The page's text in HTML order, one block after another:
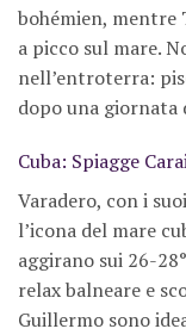
bohémien, mentre
a picco sul mare.
nell’entroterra:
dopo una giornata
Cuba: Spiagge
Varadero, con i
l’icona del mare
aggirano sui 26-
relax balneare e
Guillermo sono